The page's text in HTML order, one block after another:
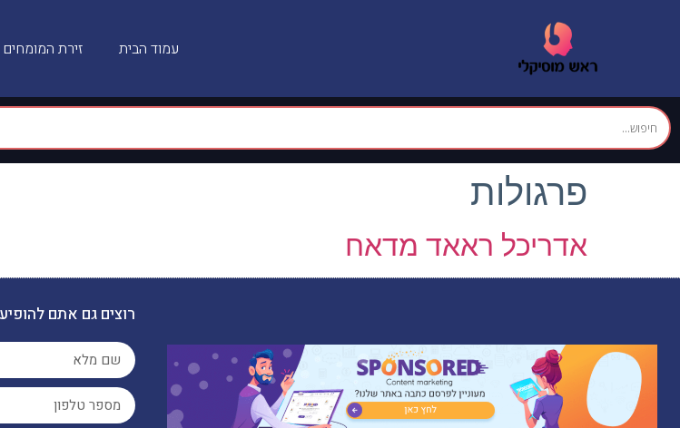
עמוד הבית זירת המומחים
פרגולות
אדריכל ראאד מדאח
רוצים גם אתם